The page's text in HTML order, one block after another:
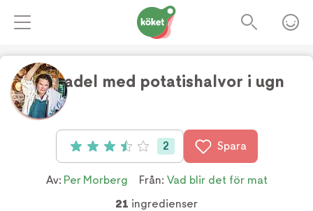
Harsadel med potatishalvor i ugn
Betyg: 3.5 av 5 (2 röster)
2 Spara
Av: Per Morberg Från: Vad blir det för mat
21 ingredienser